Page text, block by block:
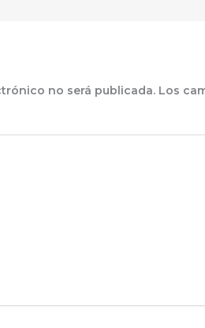
no será publicada. Los